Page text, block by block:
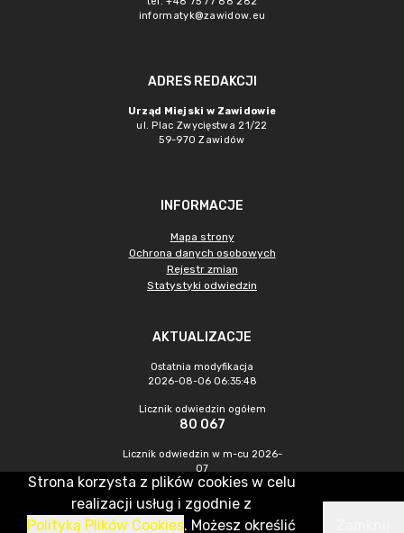
informatyk@zawidow.eu
ADRES REDAKCJI
Urząd Miejski w Zawidowie
ul. Plac Zwycięstwa 21/22
59-970 Zawidów
INFORMACJE
Mapa strony
Ochrona danych osobowych
Rejestr zmian
Statystyki odwiedzin
AKTUALIZACJE
Ostatnia modyfikacja
2026-08-06 06:35:48
Licznik odwiedzin ogółem
80 067
Licznik odwiedzin w m-cu 2026-
07
185
CMS & Hosting: Nefeni Sp. z o.o.
Strona korzysta z plików cookies w celu
realizacji usług i zgodnie z
Polityką Plików Cookies. Możesz określić